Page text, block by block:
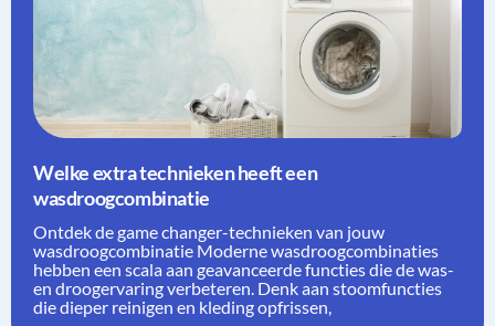
Welke extra technieken heeft een
wasdroogcombinatie
Ontdek de game changer-technieken van jouw
wasdroogcombinatie Moderne wasdroogcombinaties
hebben een scala aan geavanceerde functies die de was-
en droogervaring verbeteren. Denk aan stoomfuncties
die dieper reinigen en kleding opfrissen,